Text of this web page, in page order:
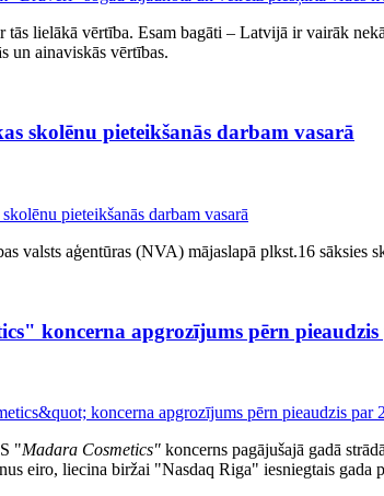
lielākā vērtība. Esam bagāti – Latvijā ir vairāk
un ainaviskās vērtības.
skolēnu pieteikšanās darbam vasarā
valsts aģentūras (NVA) mājaslapā plkst.16 sāksies
koncerna apgrozījums pērn
"Madara Cosmetics" koncerns pagājušajā gadā
eiro, liecina biržai "Nasdaq Riga" iesniegtais gada